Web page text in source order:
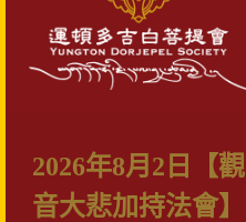
2026年8月2日【觀
音大悲加持法會】